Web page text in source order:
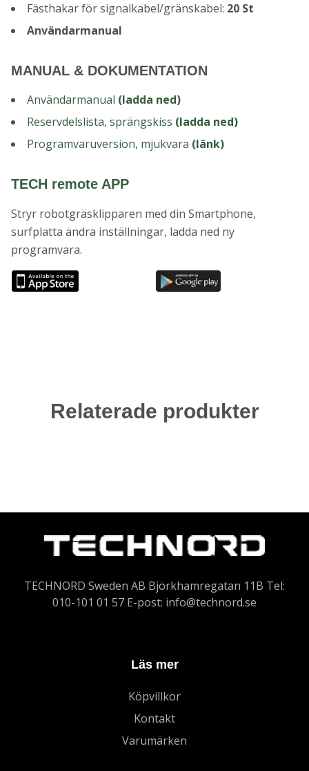
Fästhakar för signalkabel/gränskabel: 20 St
Användarmanual
MANUAL & DOKUMENTATION
Användarmanual (ladda ned)
Reservdelslista, sprängskiss (ladda ned)
Programvaruversion, mjukvara (länk)
TECH remote APP
Stryr robotgräsklipparen med din Smartphone,
surfplatta ändra inställningar, ladda ned ny
programvara.
Relaterade produkter
TECHNORD Sweden AB Björkhamregatan 11B Tel:
010-101 01 57 E-post: info@technord.se
Läs mer
Köpvillkor
Kontakt
Varumärken